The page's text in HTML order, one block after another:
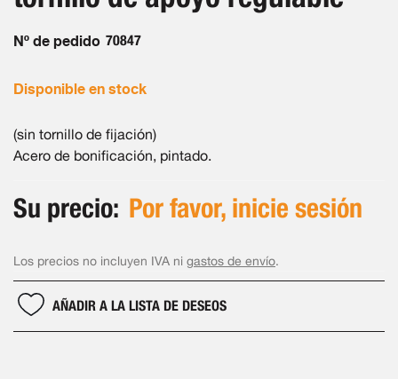
Nº de pedido 70847
Disponible en stock
(sin tornillo de fijación)
Acero de bonificación, pintado.
Su precio: Por favor, inicie sesión
Los precios no incluyen IVA ni gastos de envío.
AÑADIR A LA LISTA DE DESEOS